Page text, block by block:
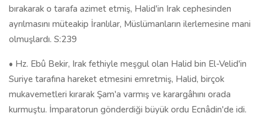
bırakarak o tarafa azimet etmiş, Halid'in Irak cephesinden
ayrılmasını müteakip İranlılar, Müslümanların ilerlemesine mani
olmuşlardı. S:239
• Hz. Ebû Bekir, Irak fethiyle meşgul olan Halid bin El-Velid'in
Suriye tarafına hareket etmesini emretmiş, Halid, birçok
mukavemetleri kırarak Şam'a varmış ve karargâhını orada
kurmuştu. İmparatorun gönderdiği büyük ordu Ecnâdin'de idi.